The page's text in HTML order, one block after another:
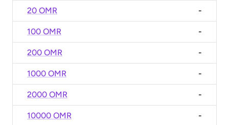
20 OMR -
100 OMR -
200 OMR -
1000 OMR -
2000 OMR -
10000 OMR -